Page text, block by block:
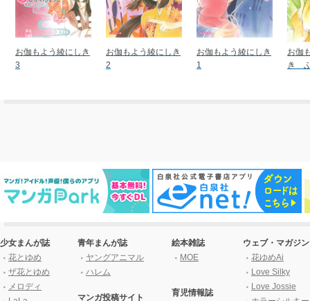
お伽もよう綾にしき
3
お伽もよう綾にしき
2
お伽もよう綾にしき
1
お伽
き
少女まんが誌
花とゆめ
ザ花とゆめ
メロディ
青年まんが誌
ヤングアニマル
ハレム
マンガ投稿サイト
絵本雑誌
MOE
育児情報誌
ウェブ・マガジン
花ゆめAi
Love Silky
Love Jossie